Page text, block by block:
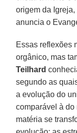
origem da
anuncia o
Essas reflexões
orgânico, mas
Teilhard
segundo as
a evolução do
comparável à
matéria se